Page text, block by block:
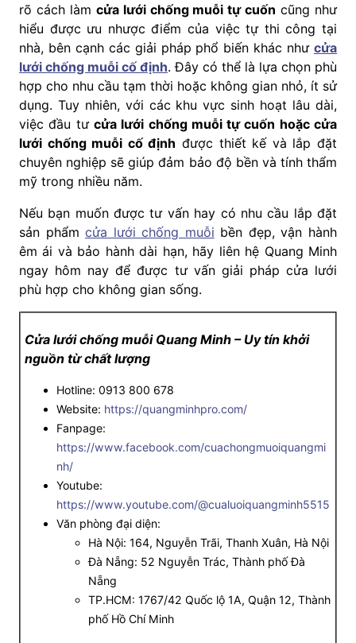
rõ cách làm cửa lưới chống muỗi tự cuốn cũng như
hiểu được ưu nhược điểm của việc tự thi công tại
nhà, bên cạnh các giải pháp phổ biến khác như cửa
lưới chống muỗi cố định. Đây có thể là lựa chọn phù
hợp cho nhu cầu tạm thời hoặc không gian nhỏ, ít sử
dụng. Tuy nhiên, với các khu vực sinh hoạt lâu dài,
việc đầu tư cửa lưới chống muỗi tự cuốn hoặc cửa
lưới chống muỗi cố định được thiết kế và lắp đặt
chuyên nghiệp sẽ giúp đảm bảo độ bền và tính thẩm
mỹ trong nhiều năm.
Nếu bạn muốn được tư vấn hay có nhu cầu lắp đặt
sản phẩmcửa lưới chống muỗi bền đẹp, vận hành
êm ái và bảo hành dài hạn, hãy liên hệ Quang Minh
ngay hôm nay để được tư vấn giải pháp cửa lưới
phù hợp cho không gian sống.
Cửa lưới chống muỗi Quang Minh – Uy tín khởi
nguồn từ chất lượng
Hotline: 0913 800 678
Website: https://quangminhpro.com/
Fanpage:
https://www.facebook.com/cuachongmuoiquangmi
nh/
Youtube:
https://www.youtube.com/@cualuoiquangminh5515
Văn phòng đại diện:
Hà Nội: 164, Nguyễn Trãi, Thanh Xuân, Hà Nội
Đà Nẵng: 52 Nguyễn Trác, Thành phố Đà
Nẵng
TP.HCM: 1767/42 Quốc lộ 1A, Quận 12, Thành
phố Hồ Chí Minh